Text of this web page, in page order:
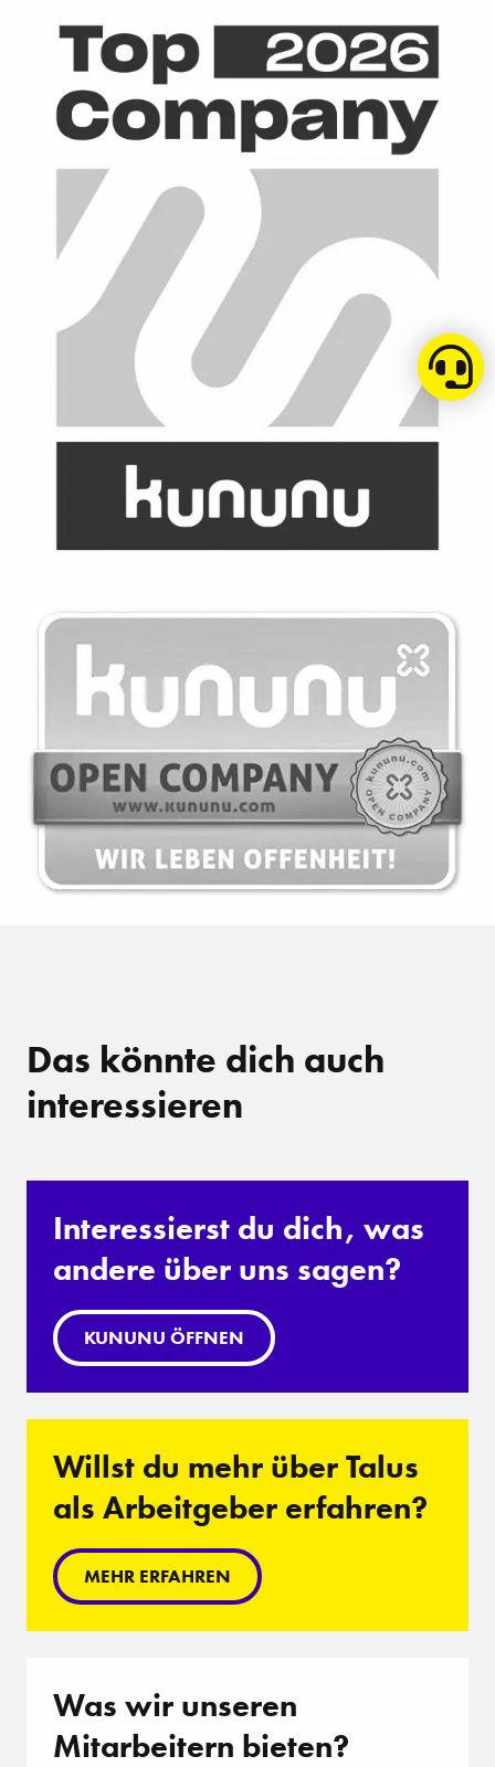
Das könnte dich auch
interessieren
Interessierst du dich, was
andere über uns sagen?
KUNUNU ÖFFNEN
Willst du mehr über Talus
als Arbeitgeber erfahren?
MEHR ERFAHREN
Was wir unseren
Mitarbeitern bieten?